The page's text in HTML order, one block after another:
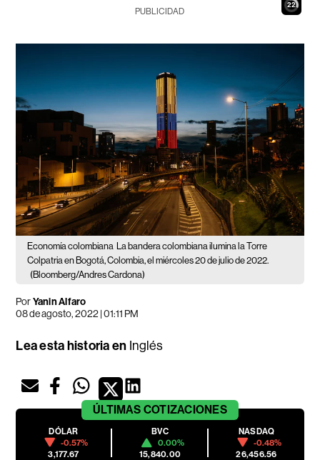
21
PUBLICIDAD
Economía colombiana
La bandera colombiana ilumina la Torre
Colpatria en Bogotá, Colombia, el miércoles 20 de julio de 2022.
(Bloomberg/Andres Cardona)
PorYanin Alfaro
08 de agosto, 2022 | 01:11 PM
Lea esta historia en Inglés
ÚLTIMAS COTIZACIONES
DÓLAR
-0.57%
3,177.67
BVC
0.00%
15,840.00
NASDAQ
-0.48%
26,456.56